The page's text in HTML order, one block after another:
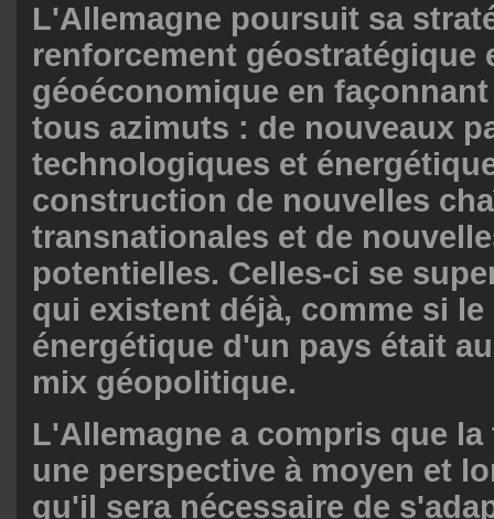
L'Allemagne poursuit sa
renforcement géostratégique
géoéconomique en
tous azimuts : de nouveaux
technologiques et
construction de nouvelles
transnationales et de
potentielles. Celles-ci se
qui existent déjà, comme si le
énergétique d'un pays était
mix géopolitique.
L'Allemagne a compris que
une perspective à moyen et
qu'il sera nécessaire de